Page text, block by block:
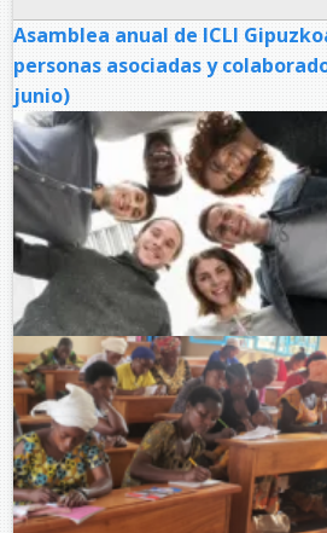
Asamblea anual de ICLI
personas asociadas y
junio)